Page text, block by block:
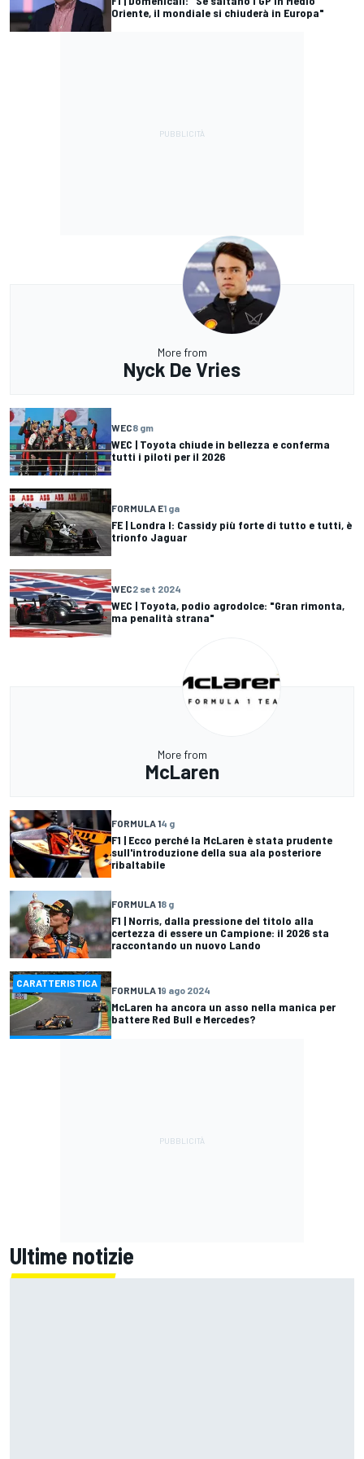
Oriente, il mondiale si chiuderà in Europa"
More from
Nyck De Vries
WEC8 gm
WEC | Toyota chiude in bellezza e conferma
tutti i piloti per il 2026
FORMULA E1 ga
FE | Londra I: Cassidy più forte di tutto e tutti, è
trionfo Jaguar
WEC2 set 2024
WEC | Toyota, podio agrodolce: "Gran rimonta,
ma penalità strana"
More from
McLaren
FORMULA 14 g
F1 | Ecco perché la McLaren è stata prudente
sull'introduzione della sua ala posteriore
ribaltabile
FORMULA 18 g
F1 | Norris, dalla pressione del titolo alla
certezza di essere un Campione: il 2026 sta
raccontando un nuovo Lando
CARATTERISTICA
FORMULA 19 ago 2024
McLaren ha ancora un asso nella manica per
battere Red Bull e Mercedes?
Ultime notizie